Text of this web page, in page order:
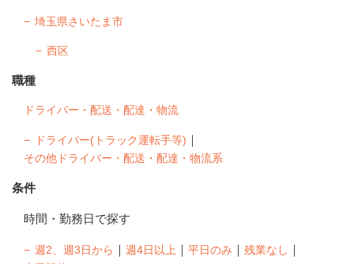
埼玉県さいたま市
西区
職種
ドライバー・配送・配達・物流
ドライバー(トラック運転手等) ｜
その他ドライバー・配送・配達・物流系
条件
時間・勤務日で探す
週2、週3日から ｜ 週4日以上 ｜ 平日のみ ｜ 残業なし ｜